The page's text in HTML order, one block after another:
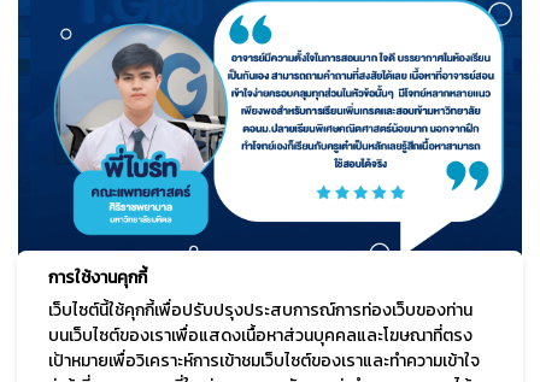
ดูรีวิวเพิ่มเติม
การใช้งานคุกกี้
เว็บไซต์นี้ใช้คุกกี้เพื่อปรับปรุงประสบการณ์การท่องเว็บของท่าน
บนเว็บไซต์ของเราเพื่อแสดงเนื้อหาส่วนบุคคลและโฆษณาที่ตรง
เป้าหมายเพื่อวิเคราะห์การเข้าชมเว็บไซต์ของเราและทำความเข้าใจ